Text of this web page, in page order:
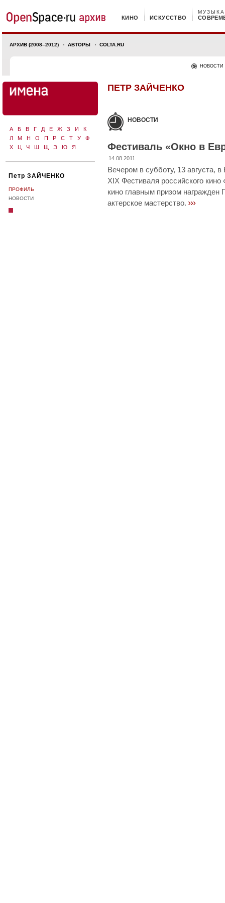
КИНО ИСКУССТВО
МУЗЫКА
АРХИВ (2008–2012) АВТОРЫ COLTA.RU
НОВОСТИ
А Б В Г Д Е Ж З И
К
Л
М Н О П Р С Т У
Ф
Х
Ц Ч Ш Щ Э Ю Я
Петр ЗАЙЧЕНКО
ПРОФИЛЬ
НОВОСТИ
ПЕТР ЗАЙЧЕНКО
НОВОСТИ
Фестиваль «Окно в
14.08.2011
Вечером в субботу, 13 августа,
XIX Фестиваля российского
кино главным призом
актерское мастерство. ›››